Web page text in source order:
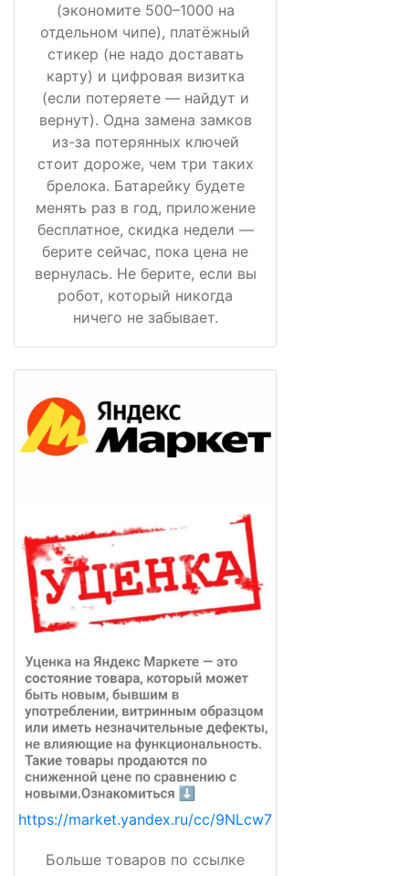
(экономите 500–1000 на
отдельном чипе), платёжный
стикер (не надо доставать
карту) и цифровая визитка
(если потеряете — найдут и
вернут). Одна замена замков
из-за потерянных ключей
стоит дороже, чем три таких
брелока. Батарейку будете
менять раз в год, приложение
бесплатное, скидка недели —
берите сейчас, пока цена не
вернулась. Не берите, если вы
робот, который никогда
ничего не забывает.
https://market.yandex.ru/cc/9NLcw7
Больше товаров по ссылке